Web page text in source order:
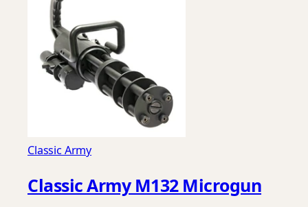
Classic Army
Classic Army M132 Microgun